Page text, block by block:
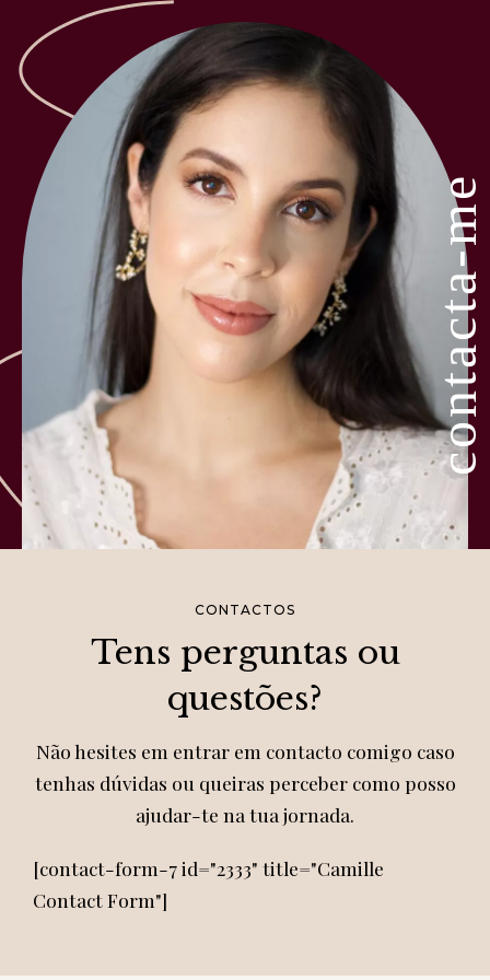
contacta-me
CONTACTOS
Tens perguntas ou
questões?
Não hesites em entrar em contacto comigo caso
tenhas dúvidas ou queiras perceber como posso
ajudar-te na tua jornada.
[contact-form-7 id="2333" title="Camille
Contact Form"]